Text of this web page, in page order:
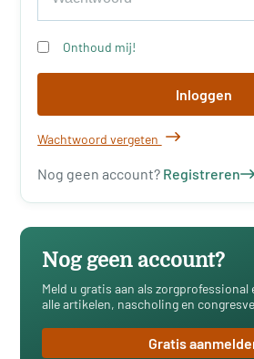
Onthoud mij!
Inloggen
Wachtwoord vergeten
Nog geen account? Registreren
Nog geen account?
Meld u gratis aan als
alle artikelen, nascholing en
Gratis